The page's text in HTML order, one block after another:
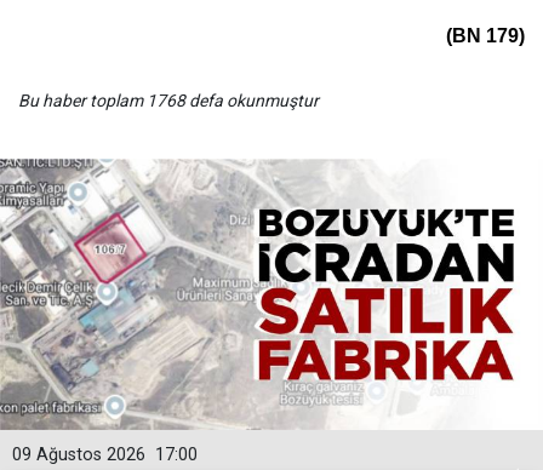
(BN 179)
Bu haber toplam 1768 defa okunmuştur
17:00
09 Ağustos 2026